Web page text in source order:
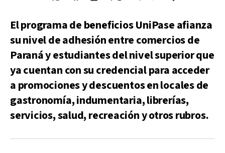
El programa de beneficios UniPase afianza
su nivel de adhesión entre comercios de
Paraná y estudiantes del nivel superior que
ya cuentan con su credencial para acceder
a promociones y descuentos en locales de
gastronomía, indumentaria, librerías,
servicios, salud, recreación y otros rubros.